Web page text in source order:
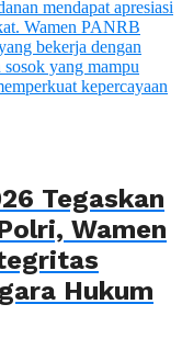
Tegaskan
Wamen
Hukum